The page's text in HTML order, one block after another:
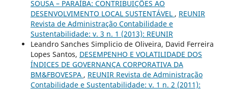
SOUSA – PARAÍBA: CONTRIBUIÇÕES AO
DESENVOLVIMENTO LOCAL SUSTENTÁVEL , REUNIR
Revista de Administração Contabilidade e
Sustentabilidade: v. 3 n. 1 (2013): REUNIR
Leandro Sanches Simplicio de Oliveira, David Ferreira
Lopes Santos, DESEMPENHO E VOLATILIDADE DOS
ÍNDICES DE GOVERNANÇA CORPORATIVA DA
BM&FBOVESPA , REUNIR Revista de Administração
Contabilidade e Sustentabilidade: v. 1 n. 2 (2011):